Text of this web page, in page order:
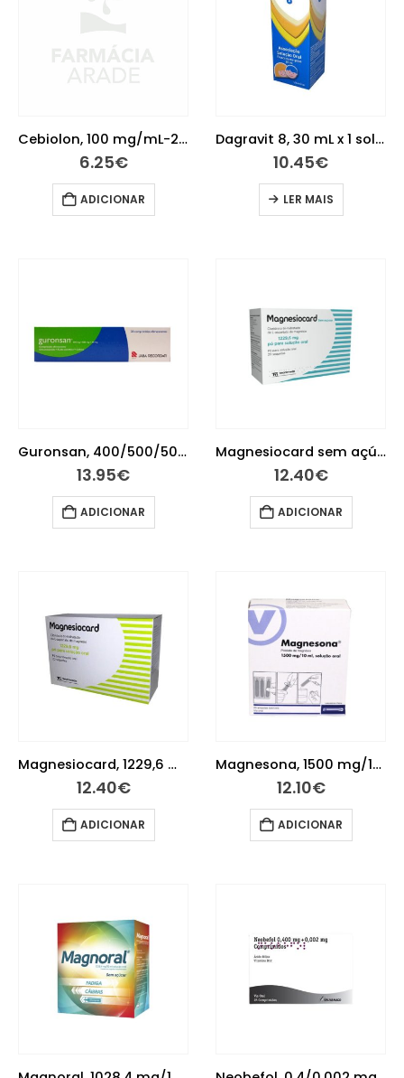
Cebiolon, 100 mg/mL-20 mL x 1 sol oral gta
6.25€
ADICIONAR
Dagravit 8, 30 mL x 1 sol oral gta
10.45€
LER MAIS
Guronsan, 400/500/50 mg x 20 comp eferv
13.95€
ADICIONAR
Magnesiocard sem açúcar 1229.6 mg 20 Saquetas
12.40€
ADICIONAR
Magnesiocard, 1229,6 mg 20 saquetas
12.40€
ADICIONAR
Magnesona, 1500 mg/10 mL x 20 sol oral amp
12.10€
ADICIONAR